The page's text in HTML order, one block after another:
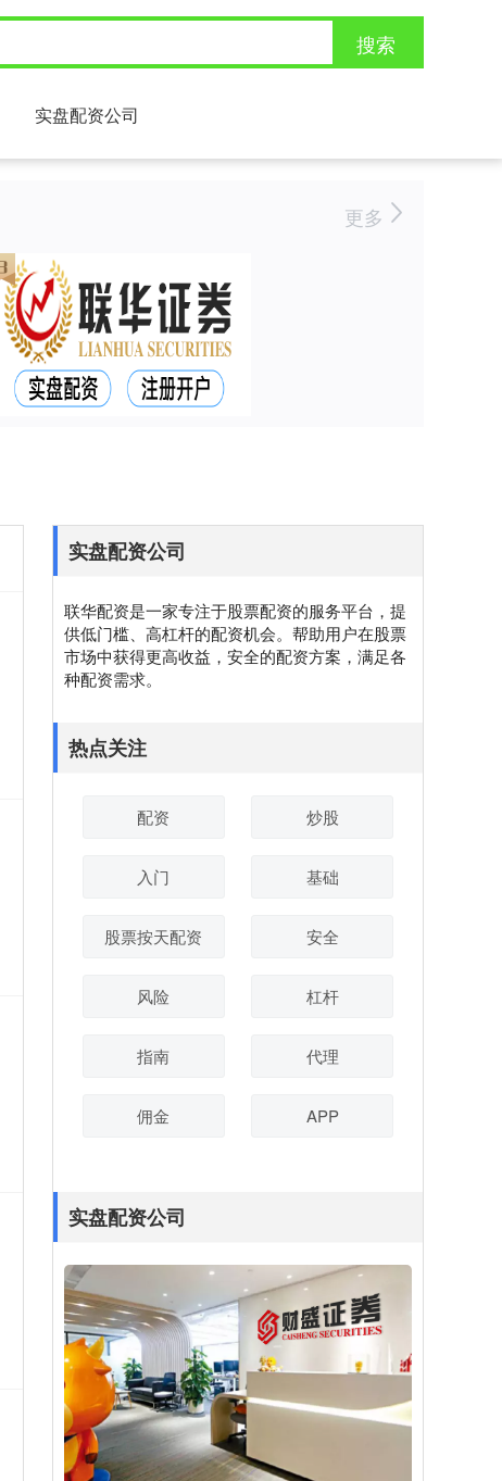
搜索
实盘配资公司
更多
实盘配资公司
联华配资是一家专注于股票配资的服务平台，提
供低门槛、高杠杆的配资机会。帮助用户在股票
市场中获得更高收益，安全的配资方案，满足各
种配资需求。
热点关注
配资 炒股
入门 基础
股票按天配资 安全
风险 杠杆
指南 代理
佣金 APP
实盘配资公司